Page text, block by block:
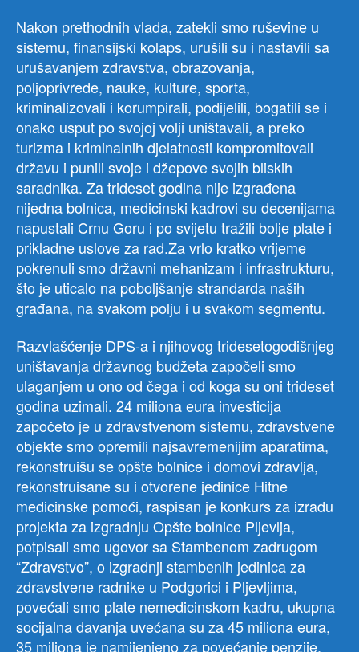
Nakon prethodnih vlada, zatekli smo ruševine u
sistemu, finansijski kolaps, urušili su i nastavili sa
urušavanjem zdravstva, obrazovanja,
poljoprivrede, nauke, kulture, sporta,
kriminalizovali i korumpirali, podijelili, bogatili se i
onako usput po svojoj volji uništavali, a preko
turizma i kriminalnih djelatnosti kompromitovali
državu i punili svoje i džepove svojih bliskih
saradnika. Za trideset godina nije izgrađena
nijedna bolnica, medicinski kadrovi su decenijama
napustali Crnu Goru i po svijetu tražili bolje plate i
prikladne uslove za rad.Za vrlo kratko vrijeme
pokrenuli smo državni mehanizam i infrastrukturu,
što je uticalo na poboljšanje strandarda naših
građana, na svakom polju i u svakom segmentu.
Razvlašćenje DPS-a i njihovog tridesetogodišnjeg
uništavanja državnog budžeta započeli smo
ulaganjem u ono od čega i od koga su oni trideset
godina uzimali. 24 miliona eura investicija
započeto je u zdravstvenom sistemu, zdravstvene
objekte smo opremili najsavremenijim aparatima,
rekonstruišu se opšte bolnice i domovi zdravlja,
rekonstruisane su i otvorene jedinice Hitne
medicinske pomoći, raspisan je konkurs za izradu
projekta za izgradnju Opšte bolnice Pljevlja,
potpisali smo ugovor sa Stambenom zadrugom
“Zdravstvo”, o izgradnji stambenih jedinica za
zdravstvene radnike u Podgorici i Pljevljima,
povećali smo plate nemedicinskom kadru, ukupna
socijalna davanja uvećana su za 45 miliona eura,
35 miliona je namijenjeno za povećanje penzije,